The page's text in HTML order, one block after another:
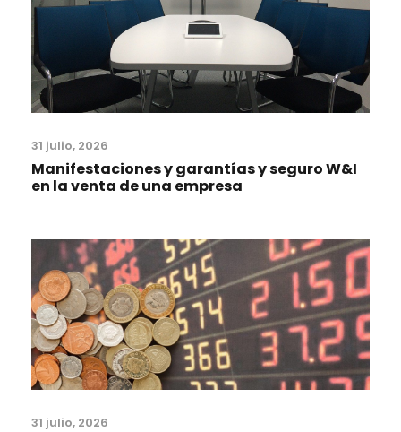
31 julio, 2026
Manifestaciones y garantías y seguro W&I
en la venta de una empresa
31 julio, 2026